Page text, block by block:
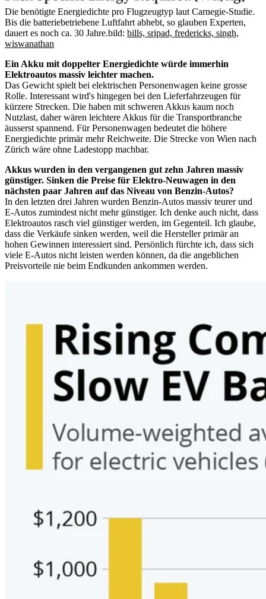
Die benötigte Energiedichte pro Flugzeugtyp laut Carnegie-Studie.
Bis die batteriebetriebene Luftfahrt abhebt, so glauben Experten,
dauert es noch ca. 30 Jahre.bild: bills, sripad, fredericks, singh,
wiswanathan
Ein Akku mit doppelter Energiedichte würde immerhin
Elektroautos massiv leichter machen.
Das Gewicht spielt bei elektrischen Personenwagen keine grosse
Rolle. Interessant wird's hingegen bei den Lieferfahrzeugen für
kürzere Strecken. Die haben mit schweren Akkus kaum noch
Nutzlast, daher wären leichtere Akkus für die Transportbranche
äusserst spannend. Für Personenwagen bedeutet die höhere
Energiedichte primär mehr Reichweite. Die Strecke von Wien nach
Zürich wäre ohne Ladestopp machbar.
Akkus wurden in den vergangenen gut zehn Jahren massiv
günstiger. Sinken die Preise für Elektro-Neuwagen in den
nächsten paar Jahren auf das Niveau von Benzin-Autos?
In den letzten drei Jahren wurden Benzin-Autos massiv teurer und
E-Autos zumindest nicht mehr günstiger. Ich denke auch nicht, dass
Elektroautos rasch viel günstiger werden, im Gegenteil. Ich glaube,
dass die Verkäufe sinken werden, weil die Hersteller primär an
hohen Gewinnen interessiert sind. Persönlich fürchte ich, dass sich
viele E-Autos nicht leisten werden können, da die angeblichen
Preisvorteile nie beim Endkunden ankommen werden.